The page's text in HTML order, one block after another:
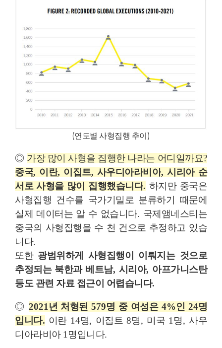
(연도별 사형집행 추이 )
◎ 가장 많이 사형을 집행한 나라는 어디일까요?
중국, 이란, 이집트, 사우디아라비아,시리아 순
서로 사형을 많이 집행했습니다. 하지만 중국은
사형집행 건수를 국가기밀로 분류하기 때문에
실제 데이터는 알 수 없습니다. 국제앰네스티는
중국의 사형집행을 수 천 건으로 추정하고 있습
니다.
또한 광범위하게 사형집행이 이뤄지는 것으로
추정되는 북한과 베트남, 시리아, 아프가니스탄
등도 관련 자료 접근이 어렵습니다.
◎ 2021년 처형된579명 중 여성은 4%인 24명
입니다. 이란 14명, 이집트8명, 미국 1명, 사우
디아라비아 1명입니다.